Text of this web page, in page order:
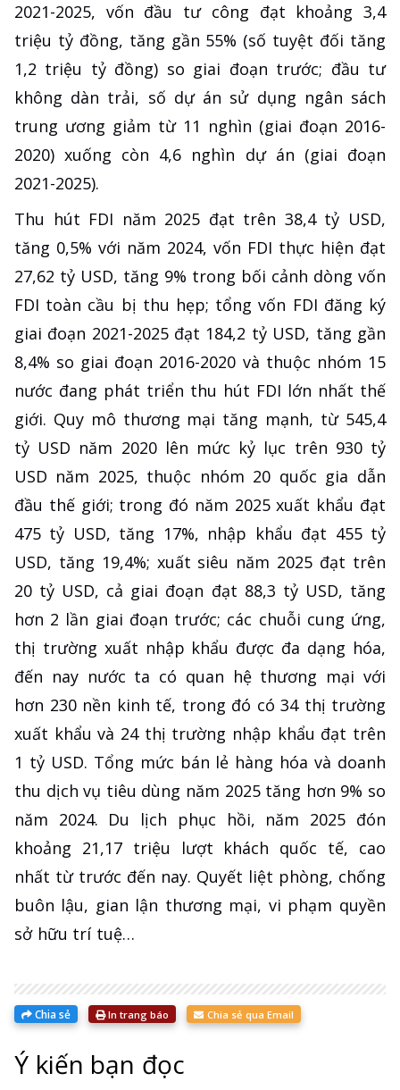
2021-2025, vốn đầu tư công đạt khoảng 3,4
triệu tỷ đồng, tăng gần 55% (số tuyệt đối tăng
1,2 triệu tỷ đồng) so giai đoạn trước; đầu tư
không dàn trải, số dự án sử dụng ngân sách
trung ương giảm từ 11 nghìn (giai đoạn 2016-
2020) xuống còn 4,6 nghìn dự án (giai đoạn
2021-2025).
Thu hút FDI năm 2025 đạt trên 38,4 tỷ USD,
tăng 0,5% với năm 2024, vốn FDI thực hiện đạt
27,62 tỷ USD, tăng 9% trong bối cảnh dòng vốn
FDI toàn cầu bị thu hẹp; tổng vốn FDI đăng ký
giai đoạn 2021-2025 đạt 184,2 tỷ USD, tăng gần
8,4% so giai đoạn 2016-2020 và thuộc nhóm 15
nước đang phát triển thu hút FDI lớn nhất thế
giới. Quy mô thương mại tăng mạnh, từ 545,4
tỷ USD năm 2020 lên mức kỷ lục trên 930 tỷ
USD năm 2025, thuộc nhóm 20 quốc gia dẫn
đầu thế giới; trong đó năm 2025 xuất khẩu đạt
475 tỷ USD, tăng 17%, nhập khẩu đạt 455 tỷ
USD, tăng 19,4%; xuất siêu năm 2025 đạt trên
20 tỷ USD, cả giai đoạn đạt 88,3 tỷ USD, tăng
hơn 2 lần giai đoạn trước; các chuỗi cung ứng,
thị trường xuất nhập khẩu được đa dạng hóa,
đến nay nước ta có quan hệ thương mại với
hơn 230 nền kinh tế, trong đó có 34 thị trường
xuất khẩu và 24 thị trường nhập khẩu đạt trên
1 tỷ USD. Tổng mức bán lẻ hàng hóa và doanh
thu dịch vụ tiêu dùng năm 2025 tăng hơn 9% so
năm 2024. Du lịch phục hồi, năm 2025 đón
khoảng 21,17 triệu lượt khách quốc tế, cao
nhất từ trước đến nay. Quyết liệt phòng, chống
buôn lậu, gian lận thương mại, vi phạm quyền
sở hữu trí tuệ…
Chia sẻ In trang báo Chia sẻ qua Email
Ý kiến bạn đọc